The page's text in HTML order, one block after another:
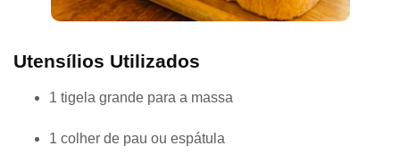
Utensílios Utilizados
1 tigela grande para a massa
1 colher de pau ou espátula